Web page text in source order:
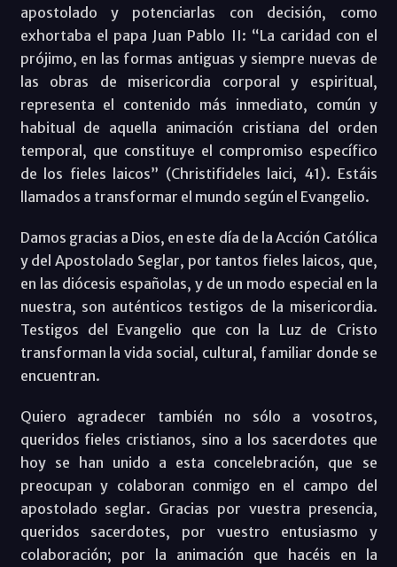
apostolado y potenciarlas con decisión, como
exhortaba el papa Juan Pablo II: “La caridad con el
prójimo, en las formas antiguas y siempre nuevas de
las obras de misericordia corporal y espiritual,
representa el contenido más inmediato, común y
habitual de aquella animación cristiana del orden
temporal, que constituye el compromiso específico
de los fieles laicos” (Christifideles laici, 41). Estáis
llamados a transformar el mundo según el Evangelio.
Damos gracias a Dios, en este día de la Acción Católica
y del Apostolado Seglar, por tantos fieles laicos, que,
en las diócesis españolas, y de un modo especial en la
nuestra, son auténticos testigos de la misericordia.
Testigos del Evangelio que con la Luz de Cristo
transforman la vida social, cultural, familiar donde se
encuentran.
Quiero agradecer también no sólo a vosotros,
queridos fieles cristianos, sino a los sacerdotes que
hoy se han unido a esta concelebración, que se
preocupan y colaboran conmigo en el campo del
apostolado seglar. Gracias por vuestra presencia,
queridos sacerdotes, por vuestro entusiasmo y
colaboración; por la animación que hacéis en la